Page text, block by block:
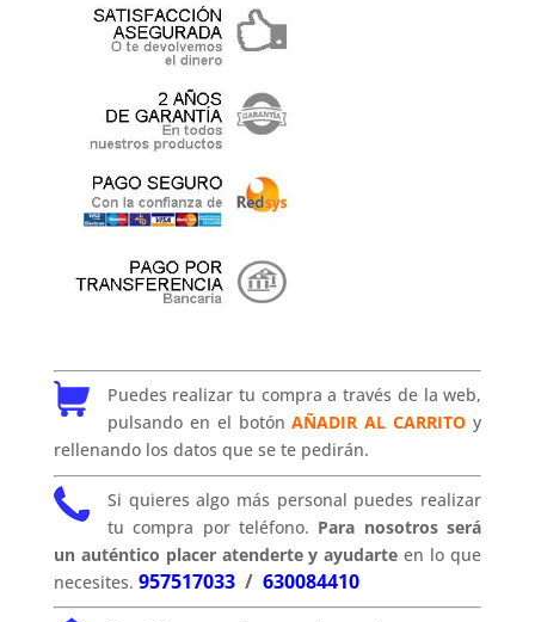
Puedes realizar tu compra a través de la web,
pulsando en el botónAÑADIR AL CARRITO y
rellenando los datos que se te pedirán.
Si quieres algo más personal puedes realizar
tu compra por teléfono. Para nosotros será
un auténtico placer atenderte y ayudarte en lo que
necesites. 957517033/ 630084410